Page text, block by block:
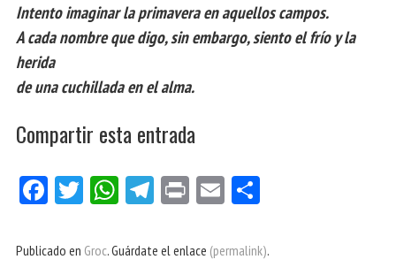
Intento imaginar la primavera en aquellos campos.
A cada nombre que digo, sin embargo, siento el frío y la
herida
de una cuchillada en el alma.
Compartir esta entrada
Fa
bo
Tw
er
W
ts
Te
gr
Pri E
ail pa
Publicado en Groc. Guárdate el enlace (permalink).